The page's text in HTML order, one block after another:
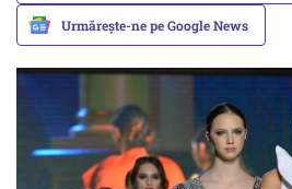
Urmărește-ne pe Google News